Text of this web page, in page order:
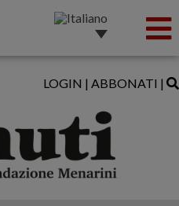
LOGIN | ABBONATI |